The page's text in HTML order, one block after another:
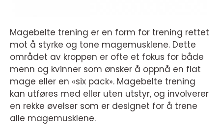
Magebelte trening er en form for trening rettet
mot å styrke og tone magemusklene. Dette
området av kroppen er ofte et fokus for både
menn og kvinner som ønsker å oppnå en flat
mage eller en «six pack». Magebelte trening
kan utføres med eller uten utstyr, og involverer
en rekke øvelser som er designet for å trene
alle magemusklene.